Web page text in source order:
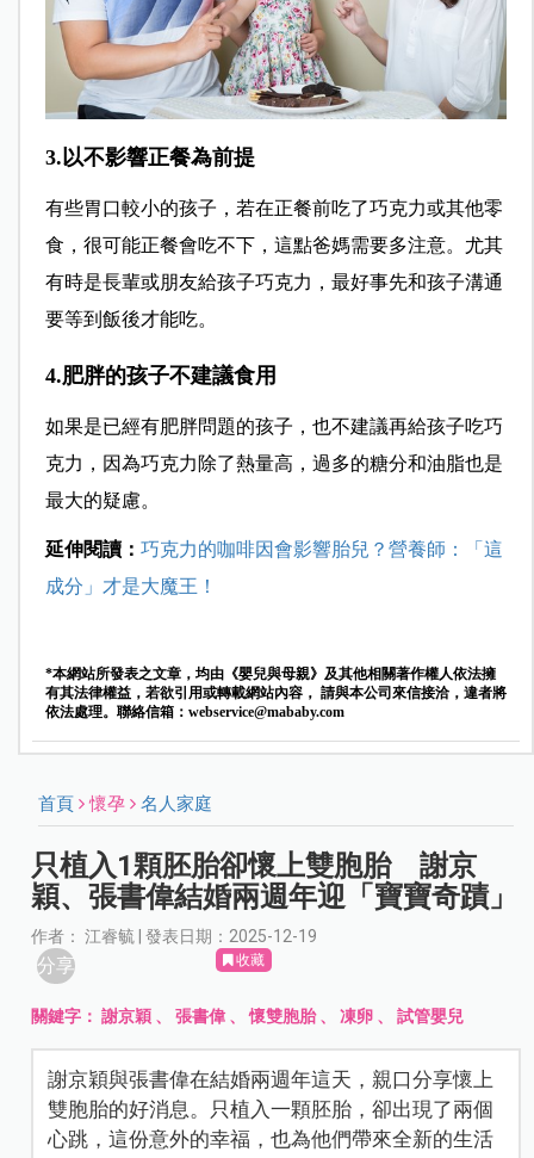
3.以不影響正餐為前提
有些胃口較小的孩子，若在正餐前吃了巧克力或其他零
食，很可能正餐會吃不下，這點爸媽需要多注意。尤其
有時是長輩或朋友給孩子巧克力，最好事先和孩子溝通
要等到飯後才能吃。
4.肥胖的孩子不建議食用
如果是已經有肥胖問題的孩子，也不建議再給孩子吃巧
克力，因為巧克力除了熱量高，過多的糖分和油脂也是
最大的疑慮。
延伸閱讀： 巧克力的咖啡因會影響胎兒？營養師：「這
成分」才是大魔王！
*本網站所發表之文章，均由《嬰兒與母親》及其他相關著作權人依法擁
有其法律權益，若欲引用或轉載網站內容， 請與本公司來信接洽，違者將
依法處理。聯絡信箱： webservice@mababy.com
首頁 懷孕 名人家庭
只植入1顆胚胎卻懷上雙胞胎 謝京
穎、張書偉結婚兩週年迎「寶寶奇蹟」
作者： 江睿毓 | 發表日期：2025-12-19
分享 收藏
關鍵字：謝京穎 、張書偉 、懷雙胞胎、凍卵 、試管嬰兒
謝京穎與張書偉在結婚兩週年這天，親口分享懷上
雙胞胎的好消息。只植入一顆胚胎，卻出現了兩個
心跳，這份意外的幸福，也為他們帶來全新的生活